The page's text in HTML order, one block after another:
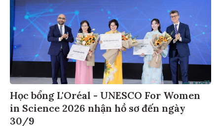
Học bổng L'Oréal - UNESCO For Women
in Science 2026 nhận hồ sơ đến ngày
30/9